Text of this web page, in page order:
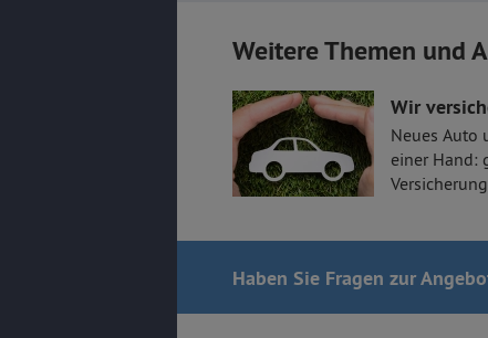
Weitere Themen und
Wir
Neues Auto
einer Hand:
Haben Sie Fragen zur